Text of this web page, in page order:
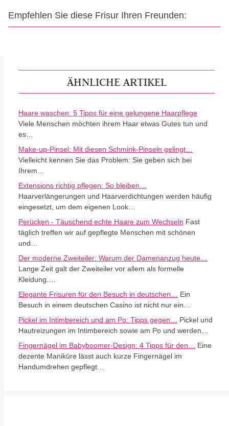
Empfehlen Sie diese Frisur Ihren Freunden:
ÄHNLICHE ARTIKEL
Haare waschen: 5 Tipps für eine gelungene Haarpflege
Viele Menschen möchten ihrem Haar etwas Gutes tun und
es…
Make-up-Pinsel: Mit diesen Schmink-Pinseln gelingt…
Vielleicht kennen Sie das Problem: Sie geben sich bei
Ihrem…
Extensions richtig pflegen: So bleiben…
Haarverlängerungen und Haarverdichtungen werden häufig
eingesetzt, um dem eigenen Look…
Perücken - Täuschend echte Haare zum Wechseln Fast
täglich treffen wir auf gepflegte Menschen mit schönen
und…
Der moderne Zweiteiler: Warum der Damenanzug heute…
Lange Zeit galt der Zweiteiler vor allem als formelle
Kleidung.…
Elegante Frisuren für den Besuch in deutschen…
Ein
Besuch in einem deutschen Casino ist nicht nur ein…
Pickel im Intimbereich und am Po: Tipps gegen…
Pickel und
Hautreizungen im Intimbereich sowie am Po und werden…
Fingernägel im Babyboomer-Design: 4 Tipps für den…
Eine
dezente Maniküre lässt auch kurze Fingernägel im
Handumdrehen gepflegt…